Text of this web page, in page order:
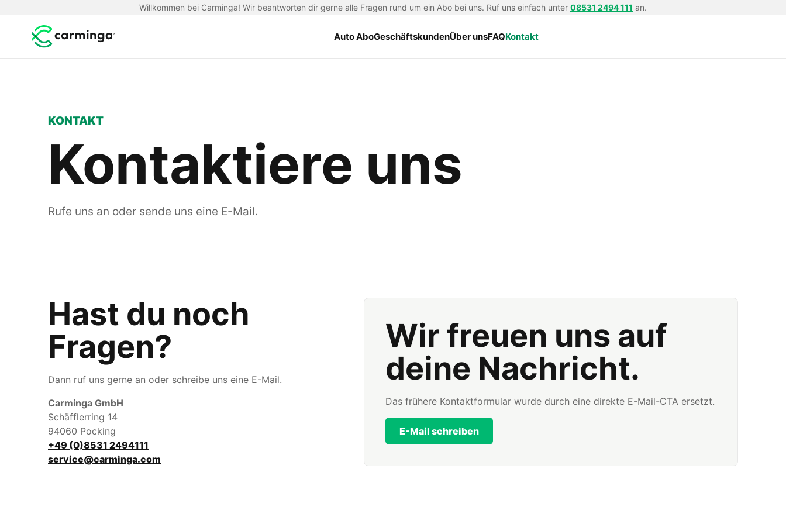
Willkommen bei Carminga! Wir beantworten dir gerne alle Fragen rund um ein Abo bei uns. Ruf uns einfach unter 08531 2494 111 an.
Auto AboGeschäftskundenÜber unsFAQKontakt
KONTAKT
Kontaktiere uns
Rufe uns an oder sende uns eine E-Mail.
Hast du noch
Fragen?
Dann ruf uns gerne an oder schreibe uns eine E-Mail.
Carminga GmbH
Schäfflerring 14
94060 Pocking
+49 (0)8531 2494111
service@carminga.com
Wir freuen uns auf
deine Nachricht.
Das frühere Kontaktformular wurde durch eine direkte E-Mail-CTA ersetzt.
E-Mail schreiben